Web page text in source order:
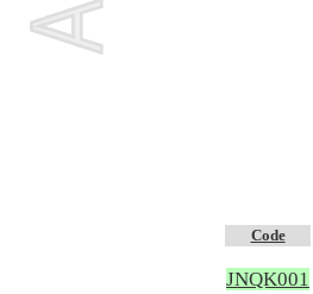
Code
JNQK001